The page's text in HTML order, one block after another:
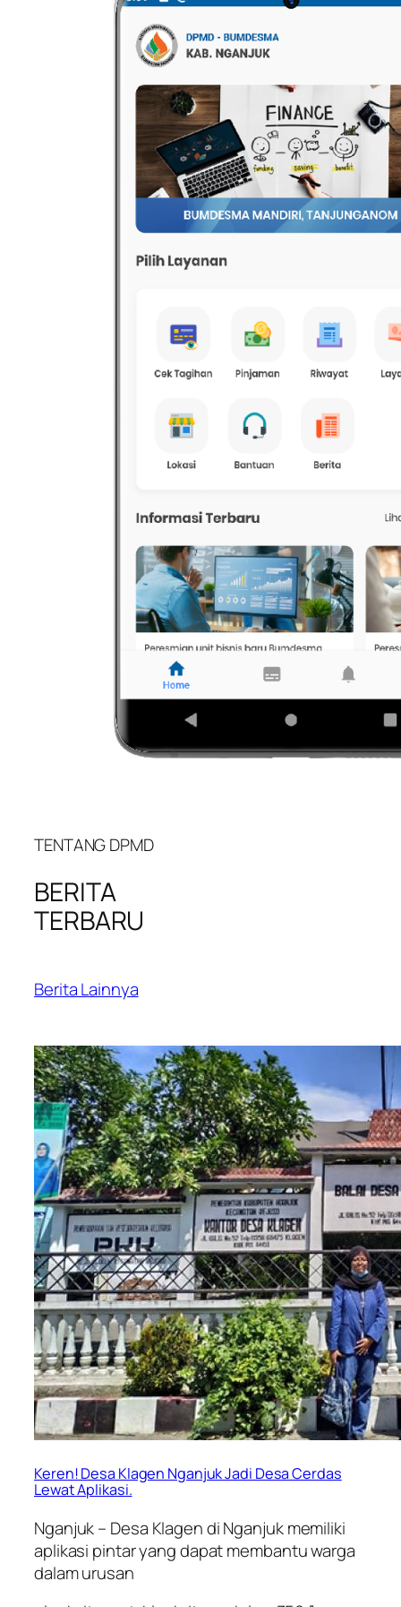
TENTANG DPMD
BERITA
TERBARU
Berita Lainnya
Keren! Desa Klagen Nganjuk Jadi Desa Cerdas
Lewat Aplikasi.
Nganjuk – Desa Klagen di Nganjuk memiliki
aplikasi pintar yang dapat membantu warga
dalam urusan